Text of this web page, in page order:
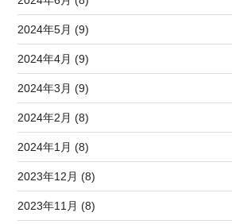
2024年5月 (9)
2024年4月 (9)
2024年3月 (9)
2024年2月 (8)
2024年1月 (8)
2023年12月 (8)
2023年11月 (8)